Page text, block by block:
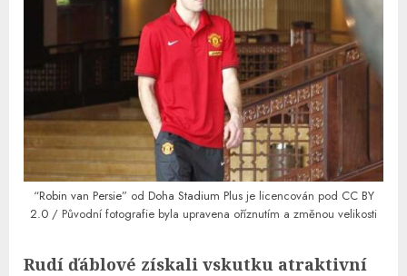
“Robin van Persie” od Doha Stadium Plusje licencován pod CC BY
2.0 / Původní fotografie byla upravena oříznutím a změnou velikosti
Rudí ďáblové získali vskutku atraktivní